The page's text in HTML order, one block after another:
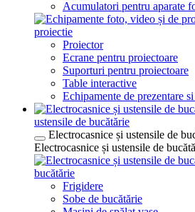
Acumulatori pentru aparate
proiectie
Proiector
Ecrane pentru proiectoare
Suporturi pentru proiectoare
Table interactive
Echipamente de prezentare
ustensile de bucătărie
Electrocasnice și ustensile de
Electrocasnice și ustensile de
bucătărie
Frigidere
Sobe de bucătărie